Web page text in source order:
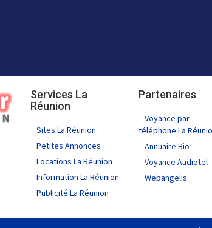
Services La
Réunion
Sites La Réunion
Petites Annonces
Locations La Réunion
Information La Réunion
Publicité La Réunion
Partenaires
Voyance par
téléphone La
Annuaire Bio
Voyance Audiotel
Webangelis